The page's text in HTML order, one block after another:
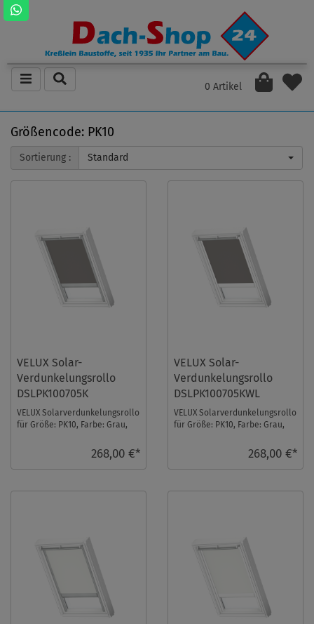
0 Artikel
Größencode: PK10
Sortierung : Standard
VELUX Solar-
Verdunkelungsrollo
DSLPK100705K
VELUX Solarverdunkelungsrollo
für Größe: PK10, Farbe: Grau,
268,00 €*
VELUX Solar-
Verdunkelungsrollo
DSLPK100705KWL
VELUX Solarverdunkelungsrollo
für Größe: PK10, Farbe: Grau,
268,00 €*